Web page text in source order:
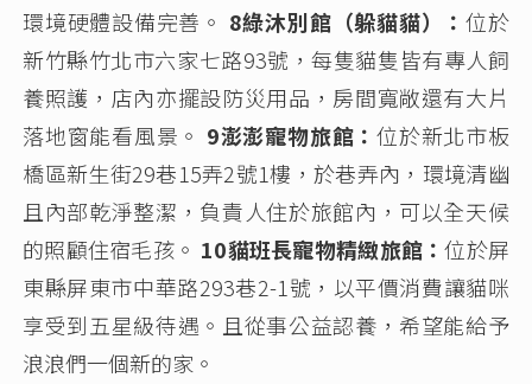
環境硬體設備完善。 8綠沐別館（躲貓貓）：位於
新竹縣竹北市六家七路93號，每隻貓隻皆有專人飼
養照護，店內亦擺設防災用品，房間寬敞還有大片
落地窗能看風景。 9澎澎寵物旅館：位於新北市板
橋區新生街29巷15弄2號1樓，於巷弄內，環境清幽
且內部乾淨整潔，負責人住於旅館內，可以全天候
的照顧住宿毛孩。 10貓班長寵物精緻旅館：位於屏
東縣屏東市中華路293巷2-1號，以平價消費讓貓咪
享受到五星級待遇。且從事公益認養，希望能給予
浪浪們一個新的家。